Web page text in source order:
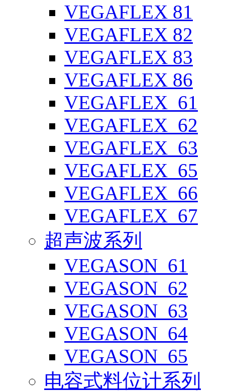
VEGAFLEX 81
VEGAFLEX 82
VEGAFLEX 83
VEGAFLEX 86
VEGAFLEX_61
VEGAFLEX_62
VEGAFLEX_63
VEGAFLEX_65
VEGAFLEX_66
VEGAFLEX_67
超声波系列
VEGASON_61
VEGASON_62
VEGASON_63
VEGASON_64
VEGASON_65
电容式料位计系列